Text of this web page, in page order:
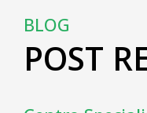
BLOG
POST